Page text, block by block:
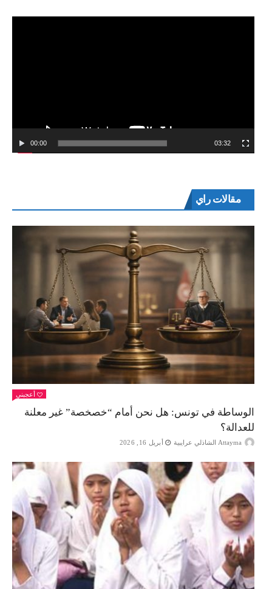
00:00 03:32
مقالات راي
أعجبني
الوساطة في تونس: هل نحن أمام “خصخصة” غير معلنة
للعدالة؟
Attayma الشاذلي عرايبية أبريل 16, 2026